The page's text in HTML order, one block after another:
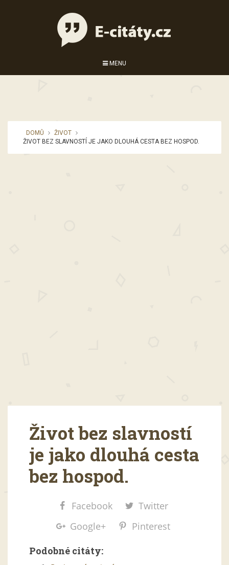
MENU
DOMŮ
ŽIVOT
ŽIVOT BEZ SLAVNOSTÍ JE JAKO DLOUHÁ CESTA BEZ HOSPOD.
Život bez slavností
je jako dlouhá cesta
bez hospod.
Facebook
Twitter
Google+
Pinterest
Podobné citáty: